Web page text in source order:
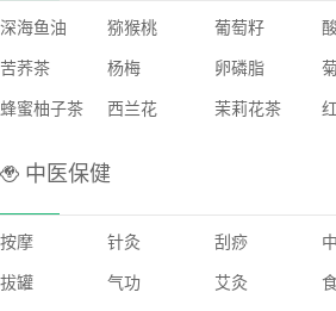
深海鱼油 猕猴桃 葡萄籽
苦荞茶 杨梅 卵磷脂
蜂蜜柚子茶 西兰花 茉莉花茶
中医保健
按摩 针灸 刮痧
拔罐 气功 艾灸